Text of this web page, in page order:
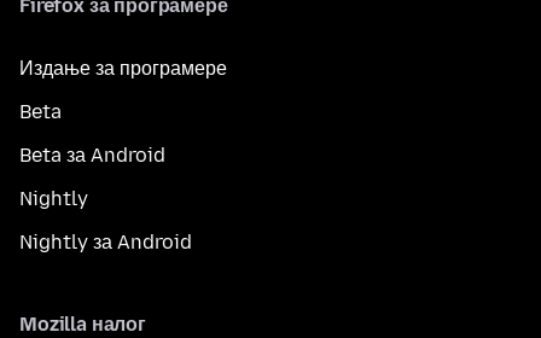
Firefox за програмере
Издање за програмере
Beta
Beta за Android
Nightly
Nightly за Android
Mozilla налог